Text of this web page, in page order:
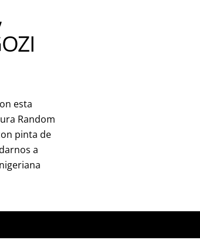
esta
Random
pinta de
a